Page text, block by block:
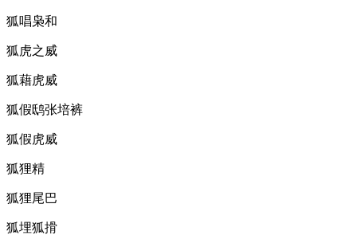
狐唱枭和
狐虎之威
狐藉虎威
狐假鸱张培裤
狐假虎威
狐狸精
狐狸尾巴
狐埋狐搰